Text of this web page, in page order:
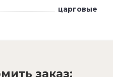
царговые
заказ: